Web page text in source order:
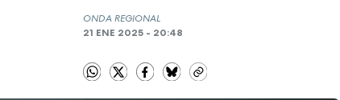
ONDA REGIONAL
21 ENE 2025 - 20:48